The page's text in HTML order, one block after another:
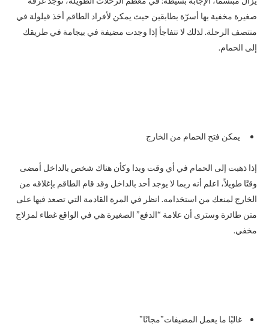
صغيرة مخفية بها أسرّة بطابقين حيث يمكن لأفراد الطاقم أخذ قيلولة في
منتصف الرحلة. لذلك لا تتفاجأ إذا وجدت مضيفة في بيجامة في طريقك
إلى الحمام.
يمكن فتح الحمام من الخارج
إذا ذهبت إلى الحمام في أي وقت وبدا وكأن هناك شخص بالداخل أمضى
وقتًا طويلاً، اعلم أنه ربما لا يوجد أحد بالداخل وقد قام الطاقم بإغلاقه من
الخارج لمنعك من استخدامه. انظر في المرة القادمة التي تصعد فيها على
متن طائرة وسترى أن علامة “الدفع” الصغيرة هي في الواقع غطاء لمزلاج
مخفي.
غالبًا ما يعمل المضيفات”مجانًا”